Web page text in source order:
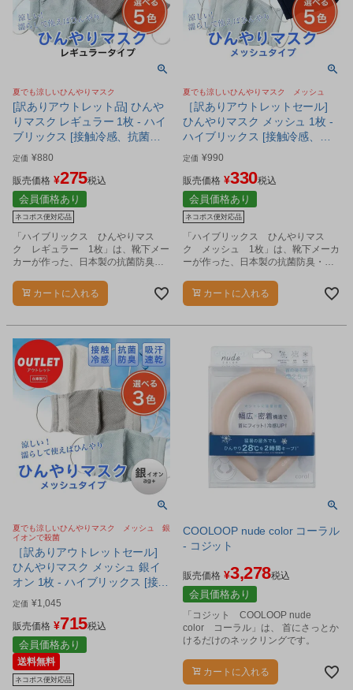
夏でも涼しいひんやりマスク
[訳ありアウトレット品] ひんや
りマスク レギュラー 1枚 - ハイ
ブリックス [接触冷感、抗菌防
臭、吸汗速乾、日本製] ※当店
在庫限り [涼しいマスク] ※ネコ
ポス対応商品
定価 ¥880
販売価格 ¥275税込
会員価格あり
ネコポス便対応品
「ハイブリックス ひんやりマス
ク レギュラー 1枚」は、靴下メー
カーが作った、日本製の抗菌防臭・
洗えるマスクです。
カートに入れる
夏でも涼しいひんやりマスク メッシュ
［訳ありアウトレットセール]
ひんやりマスク メッシュ 1枚 -
ハイブリックス [接触冷感、抗
菌防臭、吸汗速乾、日本製] [涼
しい/夏用マスク] ※ネコポス対
応商品
定価 ¥990
販売価格 ¥330税込
会員価格あり
ネコポス便対応品
「ハイブリックス ひんやりマス
ク メッシュ 1枚」は、靴下メーカ
ーが作った、日本製の抗菌防臭・接
メッシュタイプの洗えるマスクで
す。
カートに入れる
夏でも涼しいひんやりマスク メッシュ 銀
イオンで殺菌
［訳ありアウトレットセール]
ひんやりマスク メッシュ 銀イ
オン 1枚 - ハイブリックス [接触
冷感、殺菌効果、抗菌防臭、吸
汗速乾、日本製] [涼しいマスク]
※ネコポス対応商品
定価 ¥1,045
販売価格 ¥715税込
会員価格あり
送料無料
ネコポス便対応品
COOLOOP nude color コーラル
- コジット
販売価格 ¥3,278税込
会員価格あり
「コジット COOLOOP nude
color コーラル」は、 首にさっとか
けるだけのネックリングです。
カートに入れる